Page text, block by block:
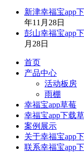
新津幸福宝app下
年11月28日
彭山幸福宝app
月28日
首页
产品中心
活动板房
雨棚
幸福宝app草莓
幸福宝app下载
案例展示
关于幸福宝app
联系幸福宝app